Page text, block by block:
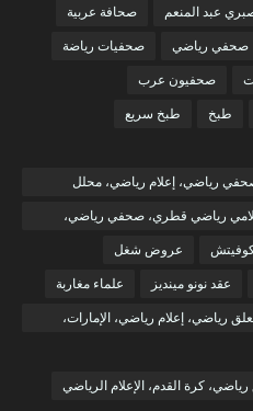
عبد المنعم صحافة عربية
صحفي رياضي صحفيات رياضة
صحفيون عرب
طبخ طبخ سريع
رياضي، إعلام رياضي، محلل
رياضي قطري، صحفي رياضي،
عروض شغل
عقد نونو مينديز علماء مغاربة
رياضي، إعلام رياضي، الإمارات،
كرة القدم، الإعلام الرياضي